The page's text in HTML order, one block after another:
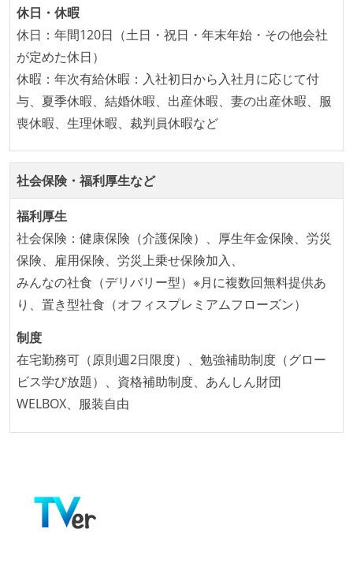
ジニアがいる
フレックスタイム制または裁量労働制を採用している
職業安定法に対応する記載事項
労働契約期間：無期雇用
給与形態：賞与あり
休日制度：完全週休2日制（土日祝休み）
フレックスタイム制の所定労働時間：1日平均7時間相
当
【フレックスタイム制を適応している】
固定残業時間：月35時間分
試用期間：あり（3ヶ月間）
社会保険：各種社会保険完備（雇用・労災・健康・厚
受動喫煙防止措置：屋内禁煙（屋内に喫煙可能室設
置）
休日・休暇
休日：年間120日（土日・祝日・年末年始・その他会社
が定めた休日）
休暇：年次有給休暇：入社初日から入社月に応じて付
与、夏季休暇、結婚休暇、出産休暇、妻の出産休暇、服
喪休暇、生理休暇、裁判員休暇など
社会保険・福利厚生など
福利厚生
社会保険：健康保険（介護保険）、厚生年金保険、労災
保険、雇用保険、労災上乗せ保険加入、
みんなの社食（デリバリー型）※月に複数回無料提供あ
り、置き型社食（オフィスプレミアムフローズン）
制度
在宅勤務可（原則週2日限度）、勉強補助制度（グロー
ビス学び放題）、資格補助制度、あんしん財団
WELBOX、服装自由